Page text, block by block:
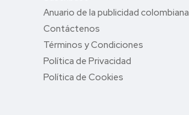
Anuario de la publicidad colombiana
Contáctenos
Términos y Condiciones
Política de Privacidad
Política de Cookies